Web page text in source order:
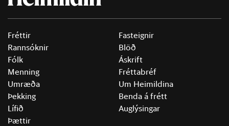
Fréttir
Rannsóknir
Fólk
Menning
Umræða
Þekking
Lífið
Þættir
Fasteignir
Blöð
Áskrift
Fréttabréf
Um Heimildina
Benda á frétt
Auglýsingar